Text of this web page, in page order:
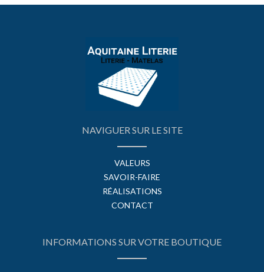
NAVIGUER SUR LE SITE
VALEURS
SAVOIR-FAIRE
RÉALISATIONS
CONTACT
INFORMATIONS SUR VOTRE BOUTIQUE